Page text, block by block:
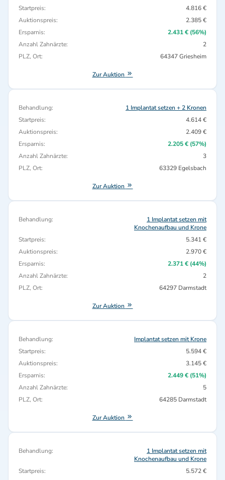
Startpreis:
4.816 €
Auktionspreis:
2.385 €
Ersparnis:
2.431 € (56%)
Anzahl Zahnärzte:
2
PLZ, Ort:
64347 Griesheim
Zur Auktion
Behandlung:
1 Implantat setzen + 2 Kronen
Startpreis:
4.614 €
Auktionspreis:
2.409 €
Ersparnis:
2.205 € (57%)
Anzahl Zahnärzte:
3
PLZ, Ort:
63329 Egelsbach
Zur Auktion
Behandlung:
1 Implantat setzen mit
Knochenaufbau und Krone
Startpreis:
5.341 €
Auktionspreis:
2.970 €
Ersparnis:
2.371 € (44%)
Anzahl Zahnärzte:
2
PLZ, Ort:
64297 Darmstadt
Zur Auktion
Behandlung:
Implantat setzen mit Krone
Startpreis:
5.594 €
Auktionspreis:
3.145 €
Ersparnis:
2.449 € (51%)
Anzahl Zahnärzte:
5
PLZ, Ort:
64285 Darmstadt
Zur Auktion
Behandlung:
1 Implantat setzen mit
Knochenaufbau und Krone
Startpreis:
5.572 €